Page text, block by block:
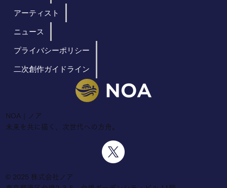
NOA | ノア
未来を共に描く、次世代への方舟。
©︎ 2025 株式会社ノア
アーティスト
ニュース
プライバシーポリシー
二次創作ガイドライン